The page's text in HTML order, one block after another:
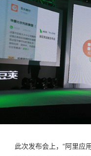
此次发布会上，“阿里应